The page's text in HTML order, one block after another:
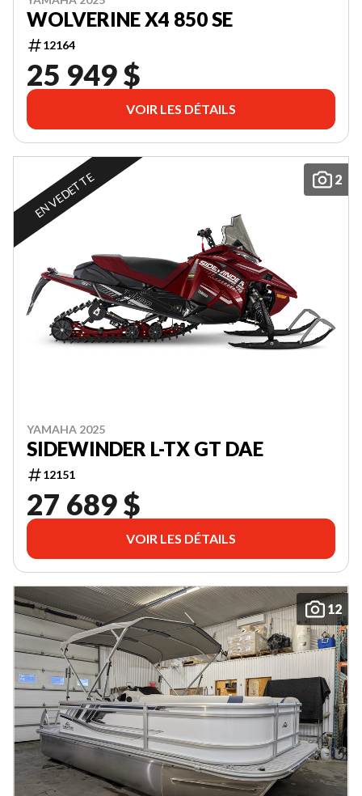
WOLVERINE X4 850 SE
12164
25 949 $
VOIR LES DÉTAILS
2
EN VEDETTE
YAMAHA 2025
SIDEWINDER L-TX GT DAE
12151
27 689 $
VOIR LES DÉTAILS
12